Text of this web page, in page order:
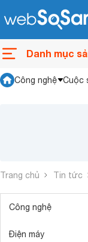
Danh mục
Công nghệ Cuộc
Trang chủ Tin tức
Công nghệ
Điện máy